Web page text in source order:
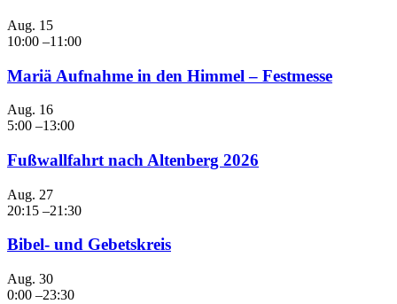
Aug. 15
10:00 –11:00
Mariä Aufnahme in den Himmel – Festmesse
Aug. 16
5:00 –13:00
Fußwallfahrt nach Altenberg 2026
Aug. 27
20:15 –21:30
Bibel- und Gebetskreis
Aug. 30
0:00 –23:30